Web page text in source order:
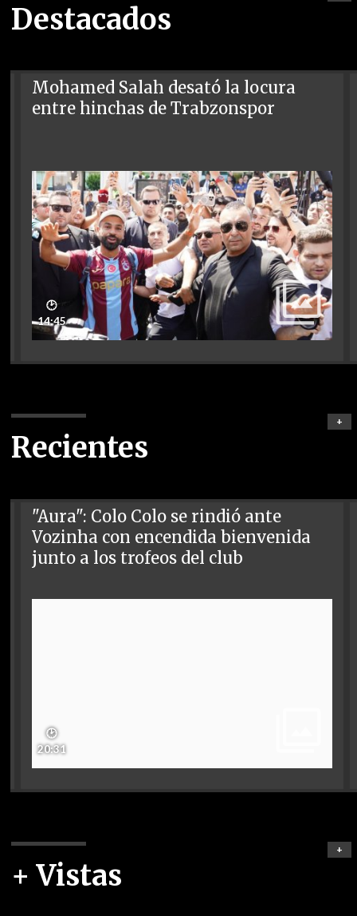
Destacados
Mohamed Salah desató la locura
entre hinchas de Trabzonspor
🕑
14:45
Recientes
+
"Aura": Colo Colo se rindió ante
Vozinha con encendida bienvenida
junto a los trofeos del club
🕑
20:31
+ Vistas
+